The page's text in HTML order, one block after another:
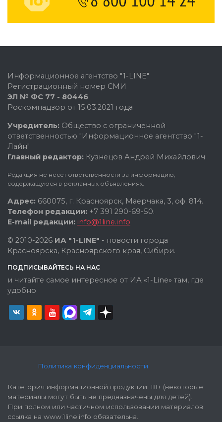
Информационное агентство "1-LINE"
Регистрационный номер СМИ
ЭЛ № ФС 77 - 80446
Роскомнадзор от 15.03.2021 года
Учредитель: Общество с ограниченной
ответственностью "Информационное агентство "1-
Лайн"
Главный редактор: Кузнецов Андрей Михайлович
Редакция не несет ответственности за информацию,
содержащуюся в рекламных объявлениях.
Адрес: 660075, г. Красноярск, Маерчака, 3, оф. 814.
Телефон редакции: +7 391 290-69-50.
E-mail редакции: info@1line.info
© 2010-2026 ИА "1-LINE" - новости города
Красноярска, Красноярского края, Сибири.
ПОДПИСЫВАЙТЕСЬ НА НАС
и читайте самое интересное от ИА «1-Line» там, где
удобно
Политика конфиденциальности
Категория информационной продукции: 18+ (некоторые
материалы могут быть не предназначены для детей).
При полном или частичном использовании материалов
ссылка на www.1line.info обязательна.